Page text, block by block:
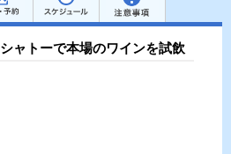
シャトーで本場のワインを試飲